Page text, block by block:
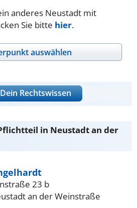
anderes Neustadt mit
Sie bitte hier.
auswählen
Rechtswissen
in Neustadt an der
23 b
an der Weinstraße